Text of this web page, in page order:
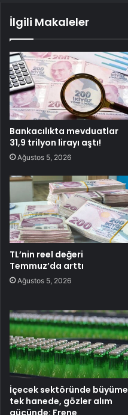
İlgili Makaleler
Bankacılıkta mevduatlar
31,9 trilyon lirayı aştı!
Ağustos 5, 2026
TL’nin reel değeri
Temmuz’da arttı
Ağustos 5, 2026
İçecek sektöründe büyüme
tek hanede, gözler alım